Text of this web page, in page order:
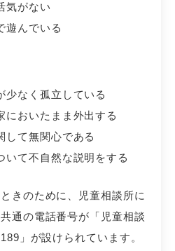
気がない
遊んでいる
少なく孤立している
においたまま外出する
して無関心である
いて不自然な説明をする
きのために、児童相談所に
通の電話番号が「児童相談
」が設けられています。